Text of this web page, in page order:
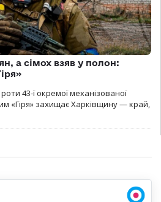
а сімох взяв у полон:
43-ї окремої механізованої
«Гіря» захищає Харківщину — край,